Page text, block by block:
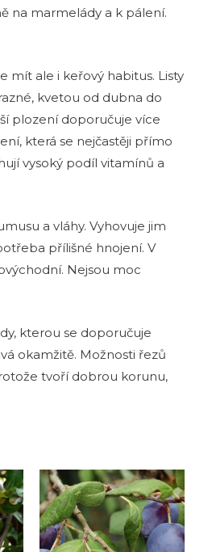
na marmelády a k pálení.
mít ale i keřový habitus. Listy
kvetou od dubna do
plození doporučuje více
která se nejčastěji přímo
vysoký podíl vitamínů a
a vláhy. Vyhovuje jim
přílišné hnojení. V
Nejsou moc
kterou se doporučuje
okamžitě. Možnosti řezů
tvoří dobrou korunu,